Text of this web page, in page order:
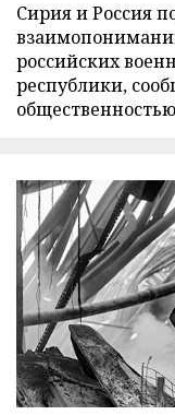
Сирия и Россия
российских
республики,